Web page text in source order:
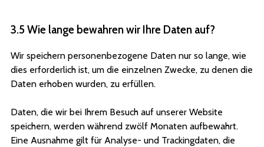
3.5 Wie lange bewahren wir Ihre Daten auf?
Wir speichern personenbezogene Daten nur so lange, wie
dies erforderlich ist, um die einzelnen Zwecke, zu denen die
Daten erhoben wurden, zu erfüllen.
Daten, die wir bei Ihrem Besuch auf unserer Website
speichern, werden während zwölf Monaten aufbewahrt.
Eine Ausnahme gilt für Analyse- und Trackingdaten, die